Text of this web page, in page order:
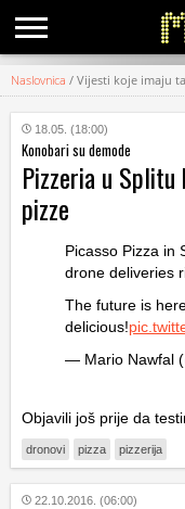
KATEGORIJE
HRVATSKI
WEB
Naslovnica / Vijesti koje imaju
18.05. (18:00)
Konobari su demode
Pizzeria u Splitu
pizze
Picasso Pizza in
drone deliveries
The future is
delicious!
— Mario Nawfal
Objavili još prije da
dronovi pizza pizzerija
22.10.2016. (06:00)